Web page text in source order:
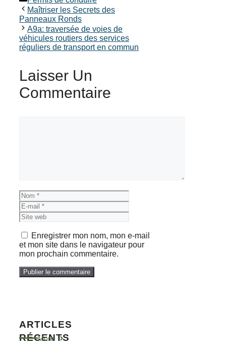
Maîtriser les Secrets des
Panneaux Ronds
A9a: traversée de voies de
véhicules routiers des services
réguliers de transport en commun
Laisser Un
Commentaire
Nom
mail
web
Enregistrer mon nom, mon e-mail
et mon site dans le navigateur pour
mon prochain commentaire.
ARTICLES
RÉCENTS
More